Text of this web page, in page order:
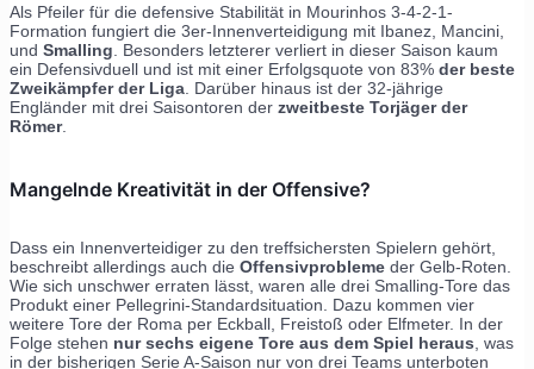
Als Pfeiler für die defensive Stabilität in Mourinhos 3-4-2-1-
Formation fungiert die 3er-Innenverteidigung mit Ibanez, Mancini,
und Smalling . Besonders letzterer verliert in dieser Saison kaum
ein Defensivduell und ist mit einer Erfolgsquote von 83% der beste
Zweikämpfer der Liga . Darüber hinaus ist der 32-jährige
Engländer mit drei Saisontoren der zweitbeste Torjäger der
Römer.
Mangelnde Kreativität in der Offensive?
Dass ein Innenverteidiger zu den treffsichersten Spielern gehört,
beschreibt allerdings auch die Offensivprobleme der Gelb-Roten.
Wie sich unschwer erraten lässt, waren alle drei Smalling-Tore das
Produkt einer Pellegrini-Standardsituation. Dazu kommen vier
weitere Tore der Roma per Eckball, Freistoß oder Elfmeter. In der
Folge stehen nur sechs eigene Tore aus dem Spiel heraus, was
in der bisherigen Serie A-Saison nur von drei Teams unterboten